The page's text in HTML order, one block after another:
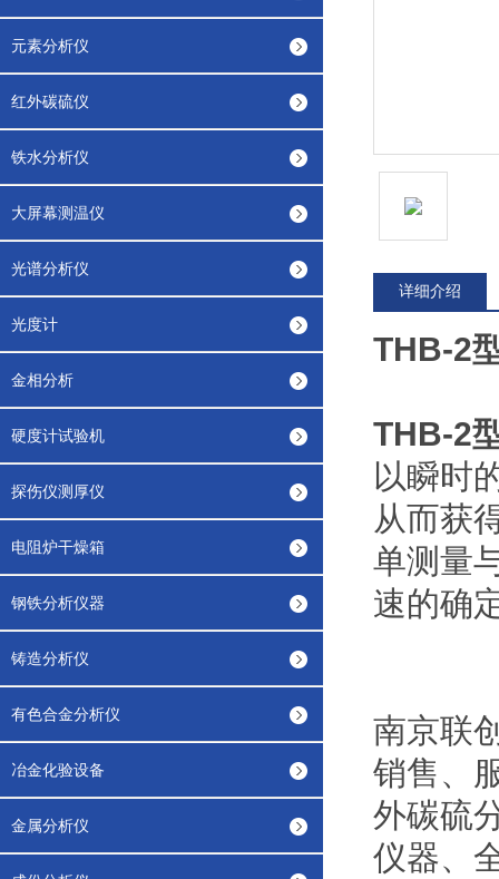
元素分析仪
红外碳硫仪
铁水分析仪
大屏幕测温仪
光谱分析仪
光度计
金相分析
硬度计试验机
探伤仪测厚仪
电阻炉干燥箱
钢铁分析仪器
铸造分析仪
有色合金分析仪
冶金化验设备
金属分析仪
详细介绍
THB-2
THB-2
以瞬时
从而获
单测量
速的确
南京联
销售、
外碳硫
仪器、